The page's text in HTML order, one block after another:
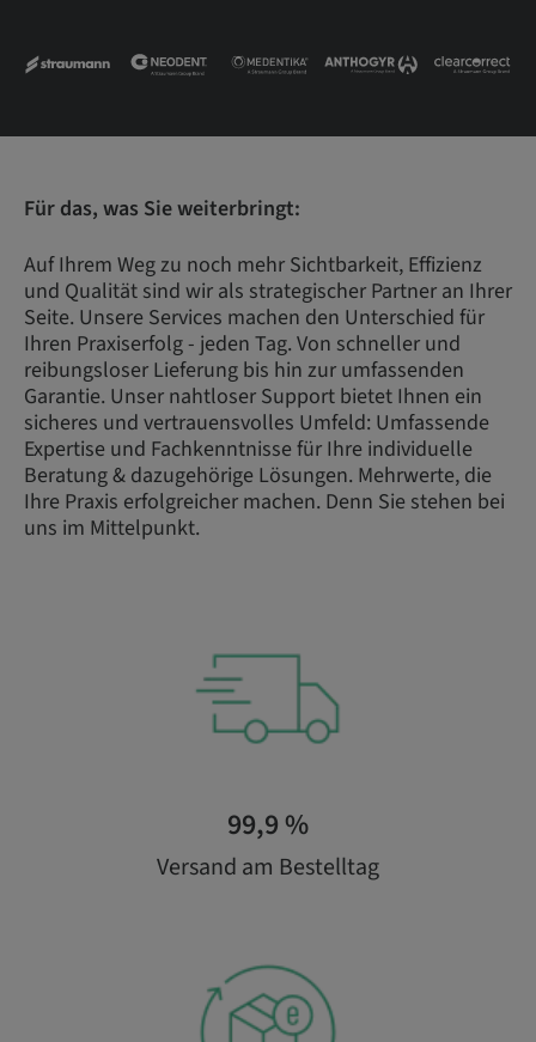
Für das, was Sie weiterbringt:
Auf Ihrem Weg zu noch mehr Sichtbarkeit, Effizienz
und Qualität sind wir als strategischer Partner an Ihrer
Seite. Unsere Services machen den Unterschied für
Ihren Praxiserfolg - jeden Tag. Von schneller und
reibungsloser Lieferung bis hin zur umfassenden
Garantie. Unser nahtloser Support bietet Ihnen ein
sicheres und vertrauensvolles Umfeld: Umfassende
Expertise und Fachkenntnisse für Ihre individuelle
Beratung & dazugehörige Lösungen. Mehrwerte, die
Ihre Praxis erfolgreicher machen. Denn Sie stehen bei
uns im Mittelpunkt.
99,9 %
Versand am Bestelltag